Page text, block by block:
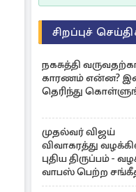
சிறப்புச்
நகசுத்தி
காரணம் என்ன?
தெரிந்து
முதல்வர் விஜய்
விவாகரத்து
புதிய திருப்பம் -
வாபஸ் பெற்ற